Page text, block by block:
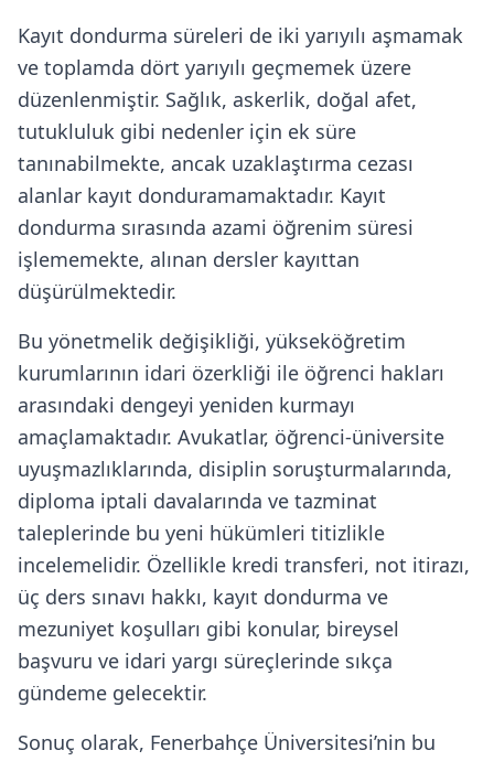
Kayıt dondurma süreleri de iki yarıyılı aşmamak
ve toplamda dört yarıyılı geçmemek üzere
düzenlenmiştir. Sağlık, askerlik, doğal afet,
tutukluluk gibi nedenler için ek süre
tanınabilmekte, ancak uzaklaştırma cezası
alanlar kayıt donduramamaktadır. Kayıt
dondurma sırasında azami öğrenim süresi
işlememekte, alınan dersler kayıttan
düşürülmektedir.
Bu yönetmelik değişikliği, yükseköğretim
kurumlarının idari özerkliği ile öğrenci hakları
arasındaki dengeyi yeniden kurmayı
amaçlamaktadır. Avukatlar, öğrenci-üniversite
uyuşmazlıklarında, disiplin soruşturmalarında,
diploma iptali davalarında ve tazminat
taleplerinde bu yeni hükümleri titizlikle
incelemelidir. Özellikle kredi transferi, not itirazı,
üç ders sınavı hakkı, kayıt dondurma ve
mezuniyet koşulları gibi konular, bireysel
başvuru ve idari yargı süreçlerinde sıkça
gündeme gelecektir.
Sonuç olarak, Fenerbahçe Üniversitesi’nin bu